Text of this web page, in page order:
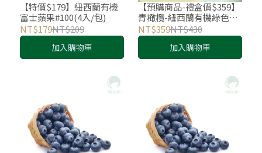
【特價$179】紐西蘭有機
富士蘋果#100(4入/包)
NT$179NT$209
加入購物車
【預購商品-禮盒價$359】
青橄欖-紐西蘭有機綠色奇
異果#36(12入禮盒)
NT$359NT$430
加入購物車